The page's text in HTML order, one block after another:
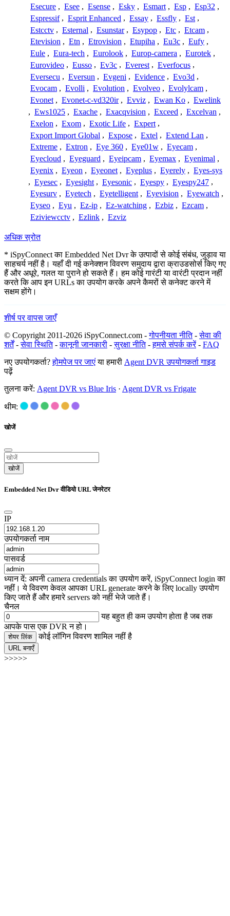
Esecure , Esee , Esense , Esky , Esmart , Esp , Esp32 ,
Espressif , Esprit Enhanced , Essay , Essfly , Est ,
Estcctv , Esternal , Esunstar , Esypop , Etc , Etcam ,
Etevision , Etn , Etrovision , Etupiha , Eu3c , Eufy ,
Eule , Eura-tech , Eurolook , Europ-camera , Eurotek ,
Eurovideo , Eusso , Ev3c , Everest , Everfocus ,
Eversecu , Eversun , Evgeni , Evidence , Evo3d ,
Evocam , Evolli , Evolution , Evolveo , Evolylcam ,
Evonet , Evonet-c-vd320ir , Evviz , Ewan Ko , Ewelink
, Ews1025 , Exache , Exacqvision , Exceed , Excelvan ,
Exelon , Exom , Exotic Life , Expert ,
Export Import Global , Expose , Extel , Extend Lan ,
Extreme , Extron , Eye 360 , Eye01w , Eyecam ,
Eyecloud , Eyeguard , Eyeipcam , Eyemax , Eyenimal ,
Eyenix , Eyeon , Eyeonet , Eyeplus , Eyerely , Eyes-sys
, Eyesec , Eyesight , Eyesonic , Eyespy , Eyespy247 ,
Eyesurv , Eyetech , Eyetelligent , Eyevision , Eyewatch ,
Eyseo , Eyu , Ez-ip , Ez-watching , Ezbiz , Ezcam ,
Eziviewcctv , Ezlink , Ezviz
अधिक स्रोत
* iSpyConnect का Embedded Net Dvr के उत्पादों से कोई संबंध, जुड़ाव या
साहचर्य नहीं है। यहाँ दी गई कनेक्शन विवरण समुदाय द्वारा क्राउडसोर्स किए गए
हैं और अधूरे, गलत या पुराने हो सकते हैं। हम कोई गारंटी या वारंटी प्रदान नहीं
करते कि आप इन URLs का उपयोग करके अपने कैमरों से कनेक्ट करने में
सक्षम होंगे।
शीर्ष पर वापस जाएँ
© Copyright 2011-2026 iSpyConnect.com -गोपनीयता नीति-सेवा की
शर्तें-सेवा स्थिति-कानूनी जानकारी -सुरक्षा नीति-हमसे संपर्क करें- FAQ
नए उपयोगकर्ता?होमपेज पर जाएंया हमारी Agent DVR उपयोगकर्ता गाइड
पढ़ें
तुलना करें: Agent DVR vs Blue Iris · Agent DVR vs Frigate
थीम:
खोजें
खोजें
Embedded Net Dvr वीडियो URL जेनरेटर
IP
उपयोगकर्ता नाम
पासवर्ड
ध्यान दें: अपनी camera credentials का उपयोग करें, iSpyConnect login का
नहीं। ये विवरण केवल आपका URL generate करने के लिए locally उपयोग
किए जाते हैं और हमारे servers को नहीं भेजे जाते हैं।
चैनल
यह बहुत ही कम उपयोग होता है जब तक
आपके पास एक DVR न हो।
शेयर लिंक कोई लॉगिन विवरण शामिल नहीं है
URL बनाएँ
>>>>>